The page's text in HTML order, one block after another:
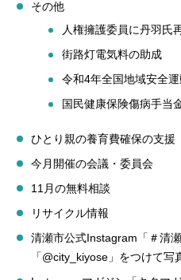
その他
人権擁護委員に丹羽氏
街路灯電気料の助成
令和4年全国地域安全運
国民健康保険傷病手当
ひとり親の養育費確保の支援
今月開催の会議・委員会
11月の無料相談
リサイクル情報
清瀬市公式Instagram「＃清瀬
「@city_kiyose」をつけて写